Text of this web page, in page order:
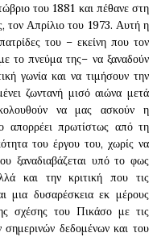
του 1881 και πέθανε στη
τον Απρίλιο του 1973. Αυτή η
του – εκείνη που τον
το πνεύμα της– να ξαναδούν
γωνία και να τιμήσουν την
ζωντανή μισό αιώνα μετά
να μας ασκούν η
απορρέει πρωτίστως από τη
του έργου του, χωρίς να
ξαναδιαβάζεται υπό το φως
και την κριτική που τις
μια δυσαρέσκεια εκ μέρους
σχέσης του Πικάσο με τις
δεδομένων και του